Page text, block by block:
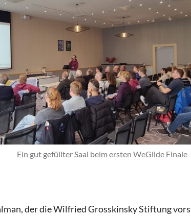
Ein gut gefüllter Saal beim ersten WeGlide Finale
der die Wilfried Grosskinsky Stiftung